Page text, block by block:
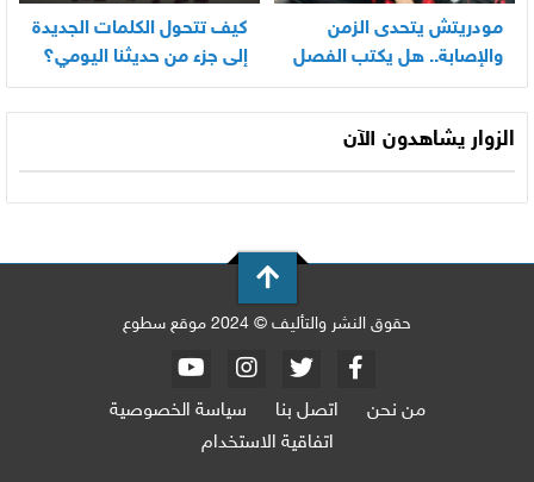
مودريتش يتحدى الزمن
والإصابة.. هل يكتب الفصل
الأخير في أسطورته
المونديالية؟
كيف تتحول الكلمات الجديدة
إلى جزء من حديثنا اليومي؟
الزوار يشاهدون الآن
حقوق النشر والتأليف © 2024 موقع سطوع
من نحن اتصل بنا
سياسة الخصوصية
اتفاقية الاستخدام